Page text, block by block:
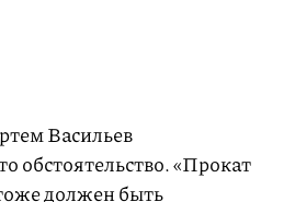
Васильев
обстоятельство. «Прокат
должен быть